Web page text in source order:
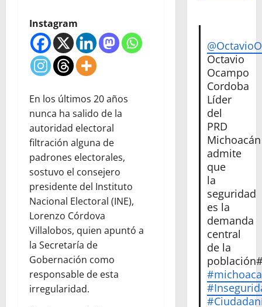
Instagram
En los últimos 20 años
nunca ha salido de la
autoridad electoral
filtración alguna de
padrones electorales,
sostuvo el consejero
presidente del Instituto
Nacional Electoral (INE),
Lorenzo Córdova
Villalobos, quien apuntó a
la Secretaría de
Gobernación como
responsable de esta
irregularidad.
Octavio
Ocampo
Cordoba
Líder
del
PRD
Michoacán
admite
que
la
seguridad
es la
demanda
central
de la